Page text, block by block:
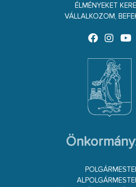
ÉLMÉNYEKET
VÁLLALKOZOM,